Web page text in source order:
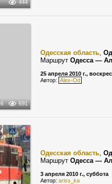
444
6 691
Одесская область,
Маршрут Одесса —
25 апреля 2010 г.,
Автор: Alex-Od
Одесская область,
Маршрут Одесса —
3 апреля 2010 г., суббота
Автор: ariss_ka